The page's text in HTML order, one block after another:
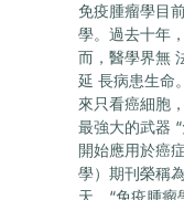
免疫腫瘤學目
學。過去十年
而，醫學界無
延 長病患生命
來只看癌細胞
最強大的武器
開始應用於癌
學）期刊榮稱
天，“免疫腫